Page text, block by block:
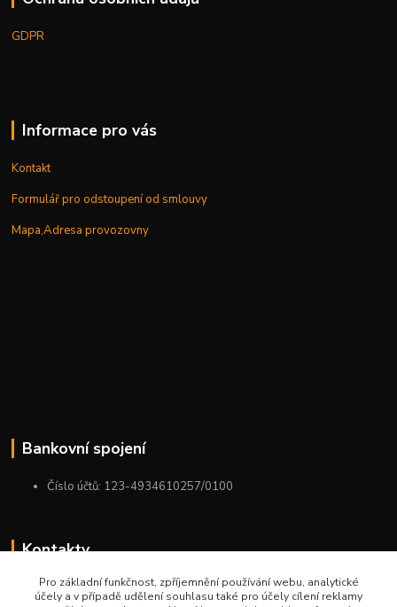
GDPR
Informace pro vás
Kontakt
Formulář pro odstoupení od smlouvy
Mapa,Adresa provozovny
Bankovní spojení
Číslo účtů: 123-4934610257/0100
Kontakty
+420 775 954 963
Pro základní funkčnost, zpříjemnění používání webu, analytické
účely a v případě udělení souhlasu také pro účely cílení reklamy